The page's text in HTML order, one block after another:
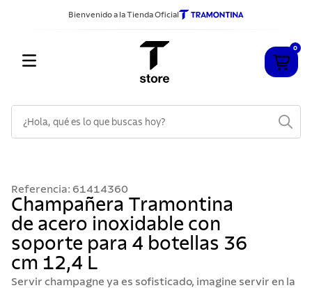
Bienvenido a la Tienda Oficial
0
Referencia: 61414360
Champañera Tramontina
de acero inoxidable con
soporte para 4 botellas 36
cm 12,4 L
Servir champagne ya es sofisticado, imagine servir en la
2.
sarten
3.
cubiertos
4.
ollas
5.
acero inoxidable